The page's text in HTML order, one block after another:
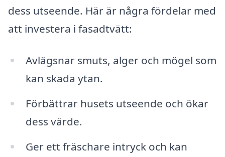
dess utseende. Här är några fördelar med
att investera i fasadtvätt:
Avlägsnar smuts, alger och mögel som
kan skada ytan.
Förbättrar husets utseende och ökar
dess värde.
Ger ett fräschare intryck och kan